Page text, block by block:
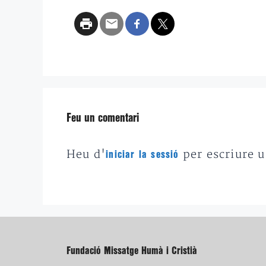
Feu un comentari
Heu d'iniciar la sessió per escriure
Fundació Missatge Humà i Cristià